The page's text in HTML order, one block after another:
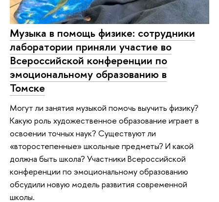
Музыка в помощь физике: сотрудники
лаборатории приняли участие во
Всероссийской конференции по
эмоциональному образованию в
Томске
Могут ли занятия музыкой помочь выучить физику?
Какую роль художественное образование играет в
освоении точных наук? Существуют ли
«второстепенные» школьные предметы? И какой
должна быть школа? Участники Всероссийской
конференции по эмоциональному образованию
обсудили новую модель развития современной
школы.